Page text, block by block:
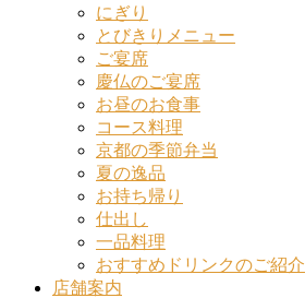
にぎり
とびきりメニュー
ご宴席
慶仏のご宴席
お昼のお食事
コース料理
京都の季節弁当
夏の逸品
お持ち帰り
仕出し
一品料理
おすすめドリンクのご紹介
店舗案内